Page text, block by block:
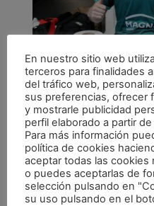
ANTERIOR
Andrés: «Llegamos
En nuestro sitio web
terceros para finalidades
del tráfico web,
sus preferencias, ofrecer
y mostrarle publicidad
perfil elaborado a partir
Para más información
política de cookies
aceptar todas las cookies
o puedes aceptarlas de
selección pulsando en
su uso pulsando en el